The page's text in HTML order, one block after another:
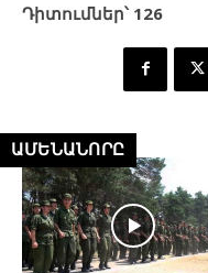
Դիտումներ՝ 126
ԱՄԵՆԱՆՈՐԸ